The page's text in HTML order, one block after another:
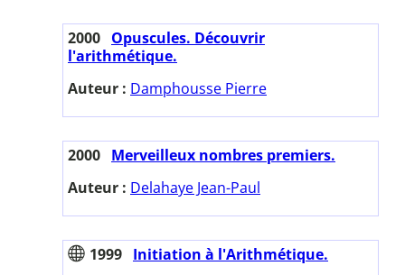
2000 Opuscules. Découvrir
l'arithmétique.
Auteur : Damphousse Pierre
2000 Merveilleux nombres premiers.
Auteur : Delahaye Jean-Paul
1999 Initiation à l'Arithmétique.